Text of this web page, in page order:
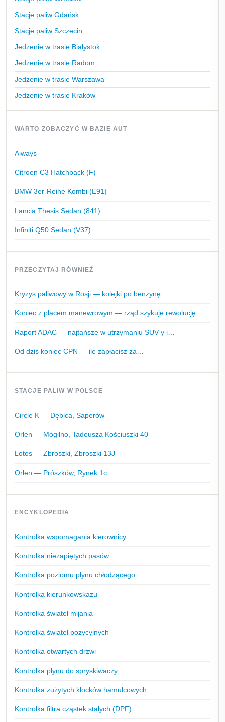
Stacje paliw Gdańsk
Stacje paliw Szczecin
Jedzenie w trasie Białystok
Jedzenie w trasie Radom
Jedzenie w trasie Warszawa
Jedzenie w trasie Kraków
WARTO ZOBACZYĆ W BAZIE AUT
Aiways
Citroen C3 Hatchback (F)
BMW 3er-Reihe Kombi (E91)
Lancia Thesis Sedan (841)
Infiniti Q50 Sedan (V37)
PRZECZYTAJ RÓWNIEŻ
Kryzys paliwowy w Rosji — kolejki po benzynę…
Koniec z placem manewrowym — rząd szykuje rewolucję…
Raport ADAC — najtańsze w utrzymaniu SUV-y i…
Od dziś koniec CPN — ile zapłacisz za…
STACJE PALIW W POLSCE
Circle K — Dębica, Saperów
Orlen — Mogilno, Tadeusza Kościuszki 40
Lotos — Zbroszki, Zbroszki 13J
Orlen — Prószków, Rynek 1c
ENCYKLOPEDIA
Kontrolka wspomagania kierownicy
Kontrolka niezapiętych pasów
Kontrolka poziomu płynu chłodzącego
Kontrolka kierunkowskazu
Kontrolka świateł mijania
Kontrolka świateł pozycyjnych
Kontrolka otwartych drzwi
Kontrolka płynu do spryskiwaczy
Kontrolka zużytych klocków hamulcowych
Kontrolka filtra cząstek stałych (DPF)